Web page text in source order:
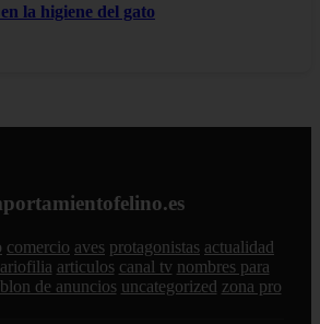
la higiene del gato
comercio aves protagonistas actualidad
articulos canal tv nombres para
de anuncios uncategorized zona pro